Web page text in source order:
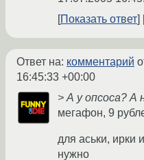
Показать ответ
Ответ на: комментарий
16:45:33 +00:00
> А у опсоса? А
мегафон, 9
для аськи, ирки
нужно